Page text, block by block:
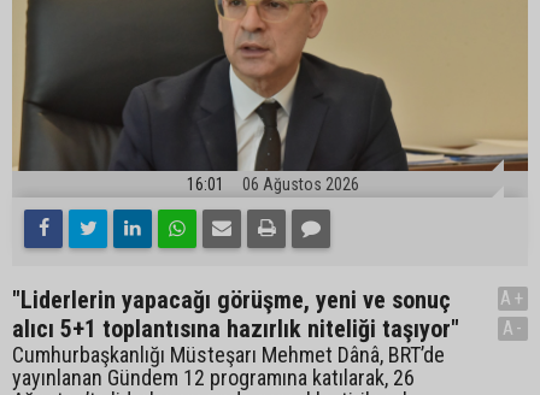
16:01 06 Ağustos 2026
"Liderlerin yapacağı görüşme, yeni ve sonuç
alıcı 5+1 toplantısına hazırlık niteliği taşıyor"
Cumhurbaşkanlığı Müsteşarı Mehmet Dânâ, BRT’de
yayınlanan Gündem 12 programına katılarak, 26
A+
A-